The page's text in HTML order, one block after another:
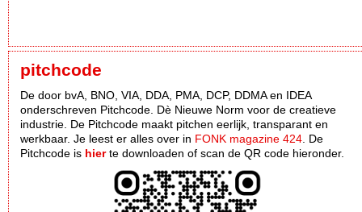
pitchcode
De door bvA, BNO, VIA, DDA, PMA, DCP, DDMA en IDEA
onderschreven Pitchcode. Dè Nieuwe Norm voor de creatieve
industrie. De Pitchcode maakt pitchen eerlijk, transparant en
werkbaar. Je leest er alles over in FONK magazine 424 . De
Pitchcode is hierte downloaden of scan de QR code hieronder.